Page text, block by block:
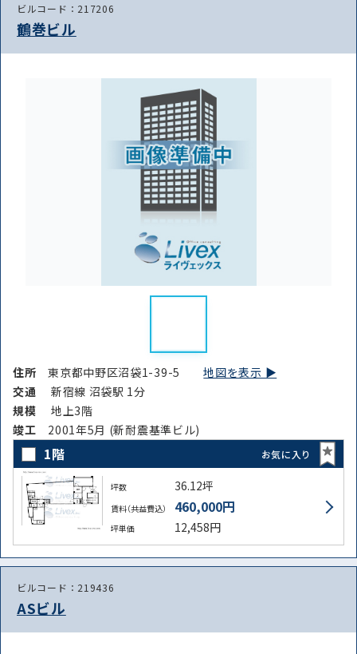
ビルコード：217206
鶴巻ビル
住所東京都中野区沼袋1-39-5地図を表示 ▶︎
交通
新宿線 沼袋駅 1分
規模
地上3階
竣⼯ 2001年5月 (新耐震基準ビル)
1階 お気に入り
坪数 36.12坪
賃料（共益費込） 460,000円
坪単価 12,458円
ビルコード：219436
ASビル